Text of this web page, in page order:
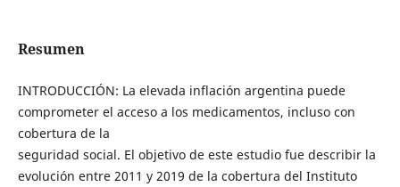
Resumen
INTRODUCCIÓN: La elevada inflación argentina puede
comprometer el acceso a los medicamentos, incluso con
cobertura de la
seguridad social. El objetivo de este estudio fue describir la
evolución entre 2011 y 2019 de la cobertura del Instituto